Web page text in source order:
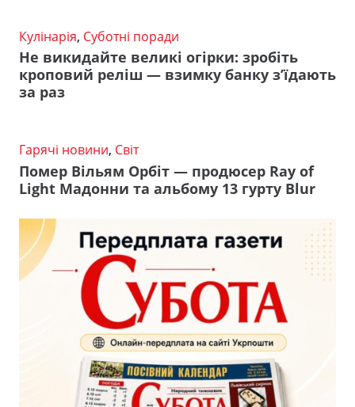
Кулінарія, Суботні поради
Не викидайте великі огірки: зробіть
кроповий реліш — взимку банку з’їдають
за раз
Гарячі новини, Світ
Помер Вільям Орбіт — продюсер Ray of
Light Мадонни та альбому 13 гурту Blur